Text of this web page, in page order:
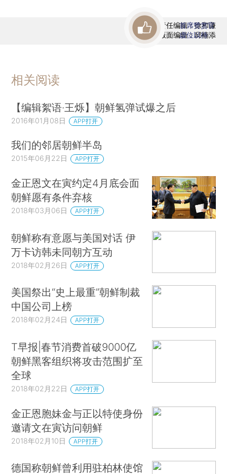
责任编辑：徐和谦
版面编辑：邱楠添
首席赞赏官
虚位以待
相关阅读
【编辑絮语·王烁】朝鲜氢弹试爆之后
2016年01月08日 APP打开
我们的邻居朝鲜半岛
2015年06月22日 APP打开
金正恩文在寅约定4月底会面
朝鲜愿有条件弃核
2018年03月06日 APP打开
朝鲜称有意愿与美国对话 伊
万卡访韩未同朝方互动
2018年02月26日 APP打开
美国祭出“史上最重”朝鲜制裁
中国公司上榜
2018年02月24日 APP打开
T早报|春节消费首破9000亿
朝鲜黑客组织将攻击范围扩至
全球
2018年02月22日 APP打开
金正恩胞妹金与正以特使身份
邀请文在寅访问朝鲜
2018年02月10日 APP打开
德国称朝鲜曾利用驻柏林使馆